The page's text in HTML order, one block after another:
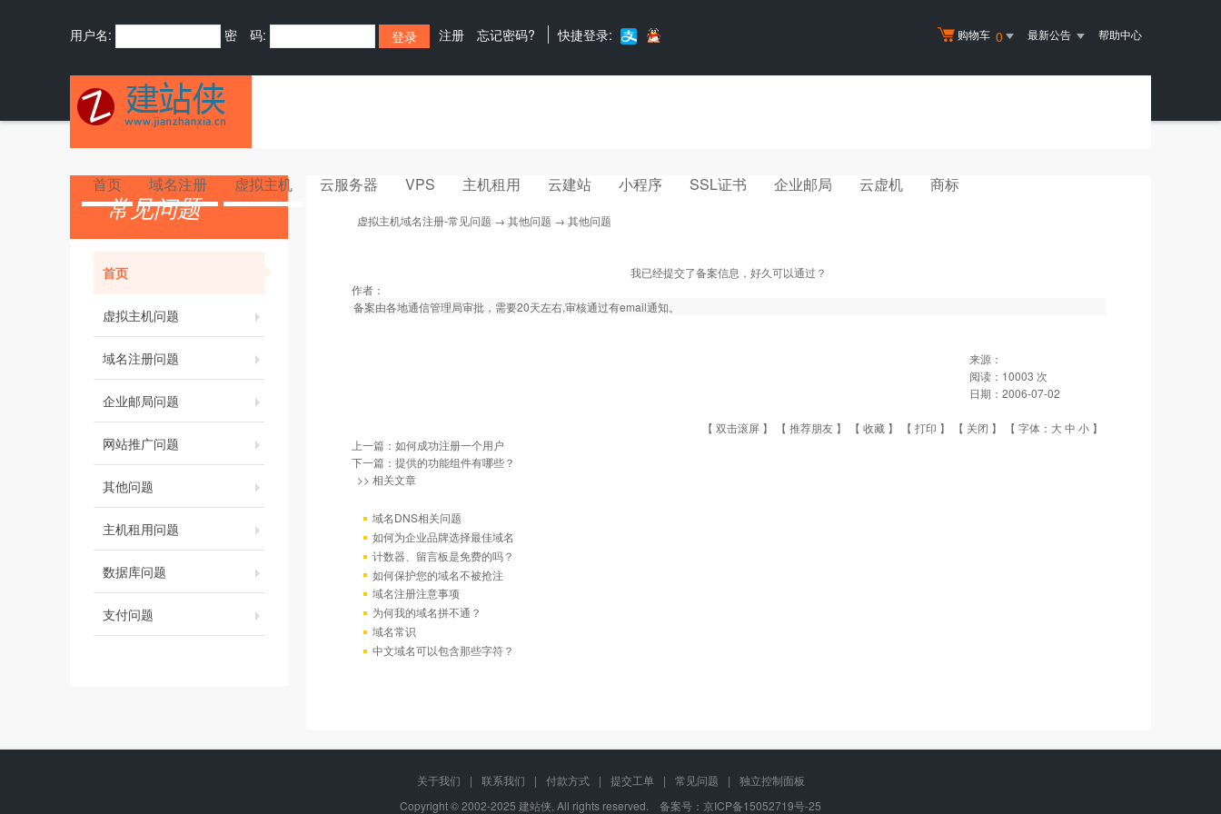
购物车 0 最新公告 帮助中心
用户名: 密 码: 注册 忘记密码? 快捷登录:
首页 域名注册 虚拟主机 云服务器 VPS 主机租用 云建站 小程序 SSL证书 企业邮局 云虚机 商标
常见问题
首页
虚拟主机问题
域名注册问题
企业邮局问题
网站推广问题
其他问题
主机租用问题
数据库问题
支付问题
虚拟主机域名注册-常见问题 → 其他问题 → 其他问题
我已经提交了备案信息，好久可以通过？
作者：
备案由各地通信管理局审批，需要20天左右,审核通过有email通知。
来源：
阅读： 10003 次
日期： 2006-07-02
【 双击滚屏 】 【 推荐朋友 】 【 收藏 】 【 打印 】 【 关闭 】 【 字体： 大中 小 】
上一篇： 如何成功注册一个用户
下一篇： 提供的功能组件有哪些？
>> 相关文章
域名DNS相关问题
如何为企业品牌选择最佳域名
计数器、留言板是免费的吗？
如何保护您的域名不被抢注
域名注册注意事项
为何我的域名拼不通？
域名常识
中文域名可以包含那些字符？
关于我们 | 联系我们 | 付款方式 | 提交工单 | 常见问题 |
独立控制面板
Copyright © 2002-2025 建站侠, All rights reserved. 备案号： 京ICP备15052719号-25